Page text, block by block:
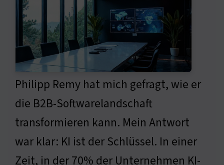
Philipp Remy hat mich gefragt, wie er
die B2B-Softwarelandschaft
transformieren kann. Mein Antwort
war klar: KI ist der Schlüssel. In einer
Zeit, in der 70% der Unternehmen KI-